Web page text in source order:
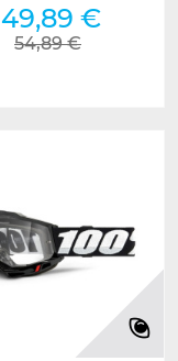
49,89 €
54,89 €